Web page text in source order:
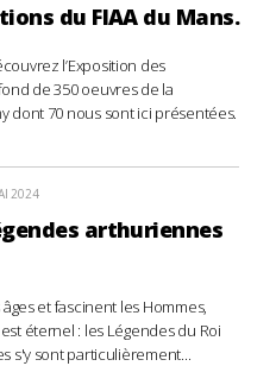
du FIAA du Mans.
l’Exposition des
de 350 oeuvres de la
dont 70 nous sont ici présentées.
2024
arthuriennes
et fascinent les Hommes,
éternel : les Légendes du Roi
s'y sont particulièrement...